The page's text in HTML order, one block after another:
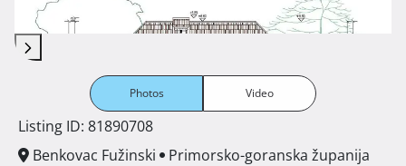
Photos Video
Listing ID: 81890708
Benkovac Fužinski
Primorsko-goranska županija